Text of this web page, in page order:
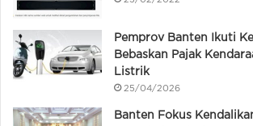
Pemprov Banten Ikuti
Bebaskan Pajak
Listrik
25/04/2026
Banten Fokus